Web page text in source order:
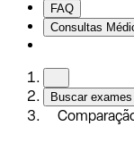
FAQ
Consultas
Buscar exames